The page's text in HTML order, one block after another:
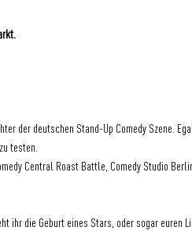
der deutschen Stand-Up Comedy Szene.
testen.
Central Roast Battle, Comedy Studio
ihr die Geburt eines Stars, oder sogar euren